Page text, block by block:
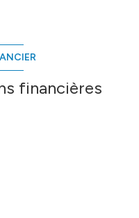
financières